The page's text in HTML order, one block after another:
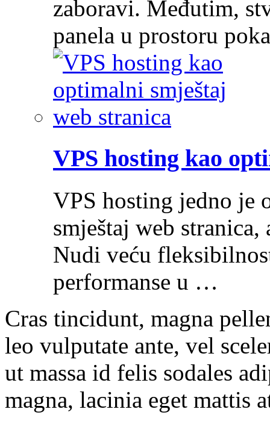
zaboravi. Međutim,
panela u prostoru
VPS hosting kao
VPS hosting jedno je
smještaj web
Nudi veću
performanse u …
Cras tincidunt, magna
leo vulputate ante, vel
ut massa id felis sodales
magna, lacinia eget mattis